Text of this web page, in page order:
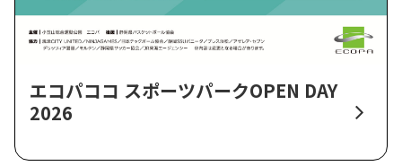
エコパココ スポーツパークOPEN DAY
2026